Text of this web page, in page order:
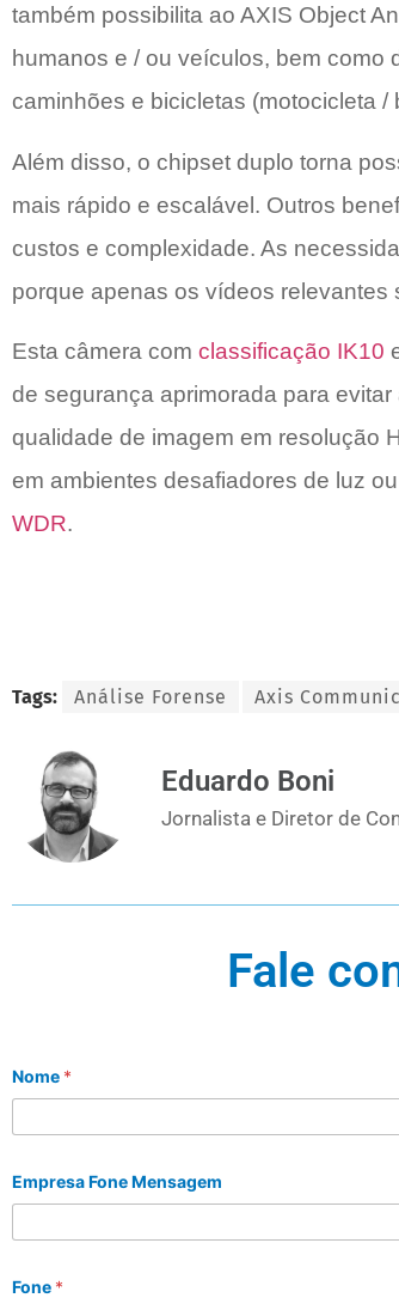
também possibilita ao AXIS Object
humanos e / ou veículos, bem como
caminhões e bicicletas (motocicleta /
Além disso, o chipset duplo torna
mais rápido e escalável. Outros
custos e complexidade. As
porque apenas os vídeos relevantes
Esta câmera com classificação IK10
de segurança aprimorada para
qualidade de imagem em resolução
em ambientes desafiadores de luz
WDR.
Tags: Análise Forense Axis
Eduardo Boni
Jornalista e Diretor de
Fale
Nome *
Empresa Fone Mensagem
Fone *